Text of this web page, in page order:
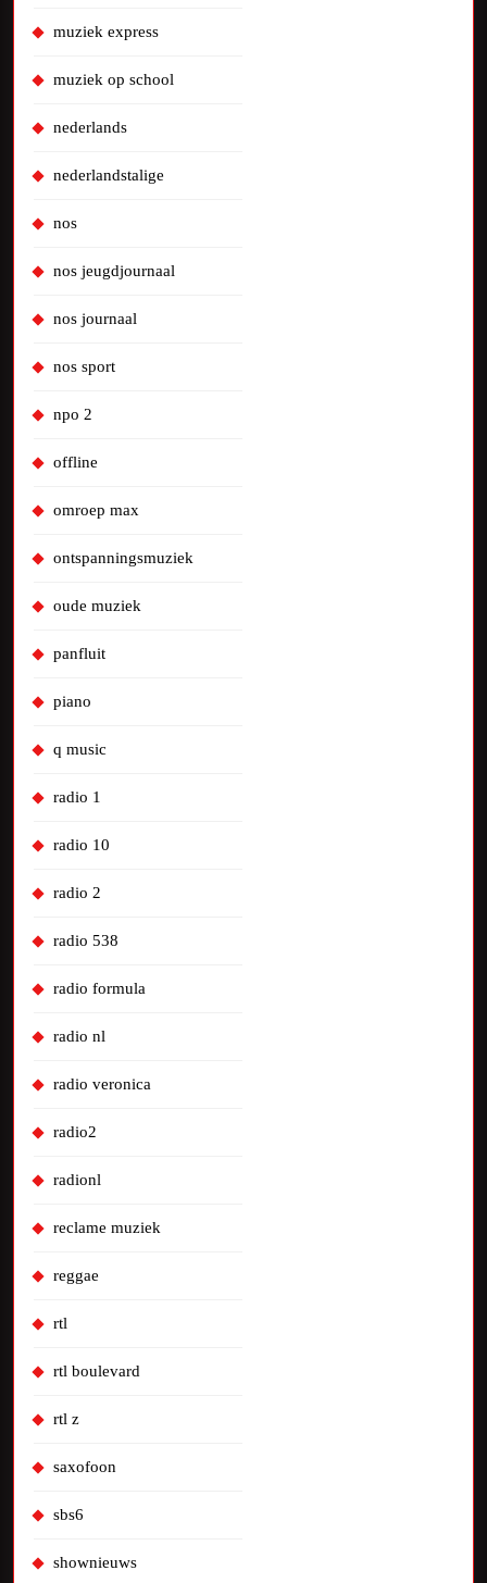
muziek express
muziek op school
nederlands
nederlandstalige
nos
nos jeugdjournaal
nos journaal
nos sport
npo 2
offline
omroep max
ontspanningsmuziek
oude muziek
panfluit
piano
q music
radio 1
radio 10
radio 2
radio 538
radio formula
radio nl
radio veronica
radio2
radionl
reclame muziek
reggae
rtl
rtl boulevard
rtl z
saxofoon
sbs6
shownieuws